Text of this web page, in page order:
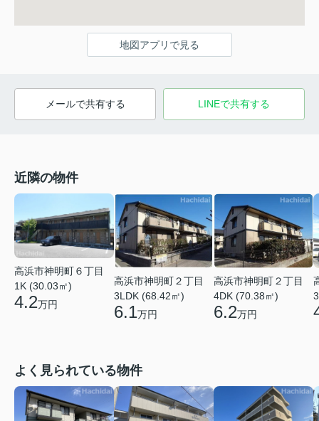
地図アプリで見る
メールで共有する LINEで共有する
近隣の物件
高浜市神明町６丁目
1K (30.03㎡)
4.2万円
高浜市神明町２丁目
3LDK (68.42㎡)
6.1万円
高浜市神明町２丁目
4DK (70.38㎡)
6.2万円
よく見られている物件